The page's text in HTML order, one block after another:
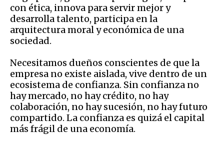
con ética, innova para servir mejor y
desarrolla talento, participa en la
arquitectura moral y económica de una
sociedad.
Necesitamos dueños conscientes de que la
empresa no existe aislada, vive dentro de un
ecosistema de confianza. Sin confianza no
hay mercado, no hay crédito, no hay
colaboración, no hay sucesión, no hay futuro
compartido. La confianza es quizá el capital
más frágil de una economía.